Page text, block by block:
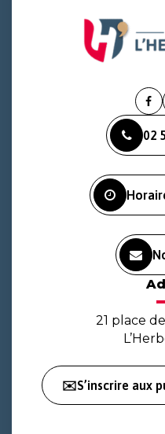
le
02
21 place
✉️S’inscrire aux